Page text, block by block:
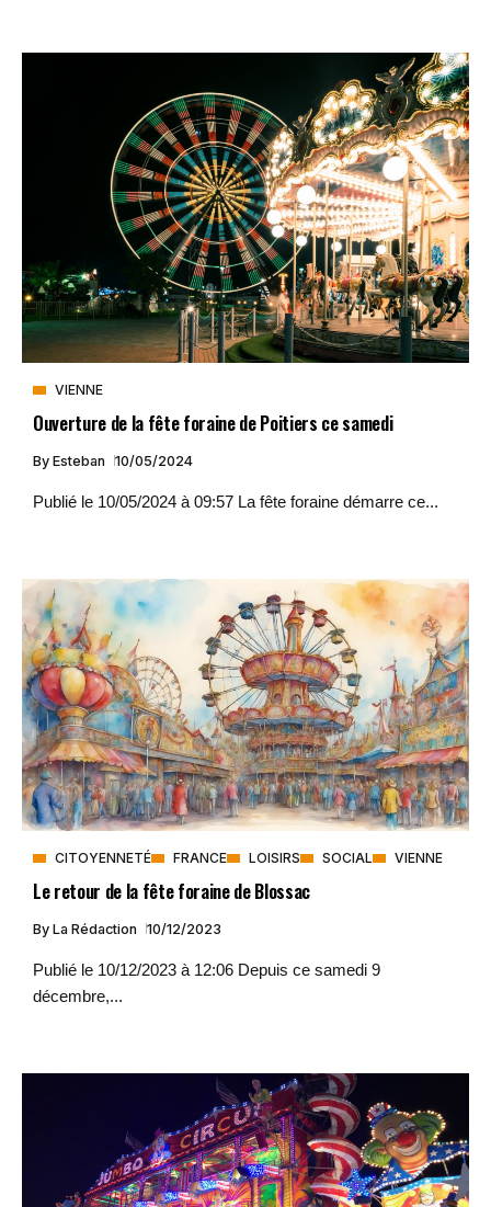
VIENNE
Ouverture de la fête foraine de Poitiers ce samedi
By Esteban 10/05/2024
Publié le 10/05/2024 à 09:57 La fête foraine démarre ce...
CITOYENNETÉ FRANCE LOISIRS SOCIAL VIENNE
Le retour de la fête foraine de Blossac
By La Rédaction 10/12/2023
Publié le 10/12/2023 à 12:06 Depuis ce samedi 9
décembre,...